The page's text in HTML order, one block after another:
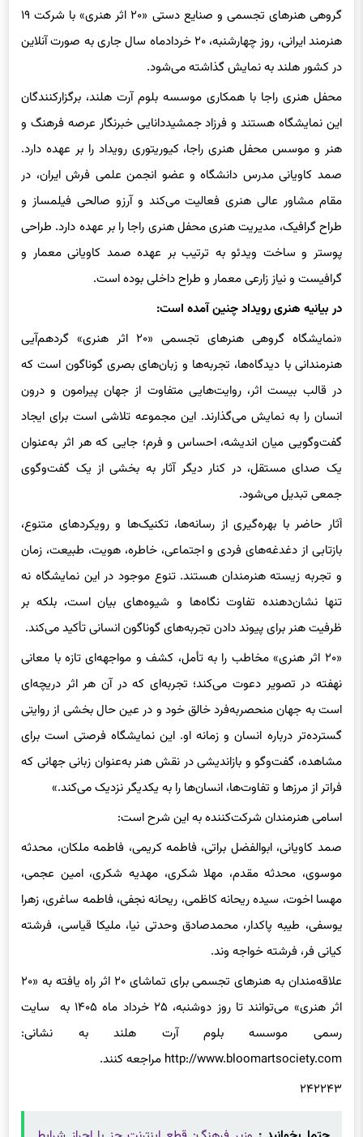
گروهی هنرهای تجسمی و صنایع دستی «۲۰ اثر هنری» با شرکت ۱۹
هنرمند ایرانی، روز چهارشنبه، ۲۰ خردادماه سال جاری به صورت آنلاین
در کشور هلند به نمایش گذاشته می‌شود.
محفل هنری راجا با همکاری موسسه بلوم آرت هلند، برگزارکنندگان
این نمایشگاه هستند و فرزاد جمشیددانایی خبرنگار عرصه فرهنگ و
هنر و موسس محفل هنری راجا، کیوریتوری رویداد را بر عهده دارد.
صمد کاویانی مدرس دانشگاه و عضو انجمن علمی فرش ایران، در
مقام مشاور عالی هنری فعالیت می‌کند و آرزو صالحی فیلمساز و
طراح گرافیک، مدیریت هنری محفل هنری راجا را بر عهده دارد. طراحی
پوستر و ساخت ویدئو به ترتیب بر عهده صمد کاویانی معمار و
گرافیست و نیاز زارعی معمار و طراح داخلی بوده است.
در بیانیه هنری رویداد چنین آمده است:
«نمایشگاه گروهی هنرهای تجسمی «۲۰ اثر هنری» گردهم‌آیی
هنرمندانی با دیدگاه‌ها، تجربه‌ها و زبان‌های بصری گوناگون است که
در قالب بیست اثر، روایت‌هایی متفاوت از جهان پیرامون و درون
انسان را به نمایش می‌گذارند. این مجموعه تلاشی است برای ایجاد
گفت‌وگویی میان اندیشه، احساس و فرم؛ جایی که هر اثر به‌عنوان
یک صدای مستقل، در کنار دیگر آثار به بخشی از یک گفت‌وگوی
جمعی تبدیل می‌شود.
آثار حاضر با بهره‌گیری از رسانه‌ها، تکنیک‌ها و رویکردهای متنوع،
بازتابی از دغدغه‌های فردی و اجتماعی، خاطره، هویت، طبیعت، زمان
و تجربه زیسته هنرمندان هستند. تنوع موجود در این نمایشگاه نه
تنها نشان‌دهنده تفاوت نگاه‌ها و شیوه‌های بیان است، بلکه بر
ظرفیت هنر برای پیوند دادن تجربه‌های گوناگون انسانی تأکید می‌کند.
«۲۰ اثر هنری» مخاطب را به تأمل، کشف و مواجهه‌ای تازه با معانی
نهفته در تصویر دعوت می‌کند؛ تجربه‌ای که در آن هر اثر دریچه‌ای
است به جهان منحصربه‌فرد خالق خود و در عین حال بخشی از روایتی
گسترده‌تر درباره انسان و زمانه او. این نمایشگاه فرصتی است برای
مشاهده، گفت‌وگو و بازاندیشی در نقش هنر به‌عنوان زبانی جهانی که
فراتر از مرزها و تفاوت‌ها، انسان‌ها را به یکدیگر نزدیک می‌کند.»
اسامی هنرمندان شرکت‌کننده به این شرح است:
صمد کاویانی، ابوالفضل براتی، فاطمه کریمی، فاطمه ملکان، محدثه
موسوی، محدثه مقدم، مهلا شکری، مهدیه شکری، امین عجمی،
مهسا اخوت، سیده ریحانه کاظمی، ریحانه نجفی، فاطمه ساغری، زهرا
یوسفی، طیبه پاکدار، محمدصادق وحدتی نیا، ملیکا قیاسی، فرشته
کیانی فر، فرشته خواجه وند.
علاقه‌مندان به هنرهای تجسمی برای تماشای ۲۰ اثر راه‌ یافته به «۲۰
اثر هنری» می‌توانند تا روز دوشنبه، ۲۵ خرداد ماه ۱۴۰۵ به سایت
رسمی موسسه بلوم آرت هلند به نشانی:
http://www.bloomartsociety.com مراجعه کنند.
۲۴۲۲۴۳